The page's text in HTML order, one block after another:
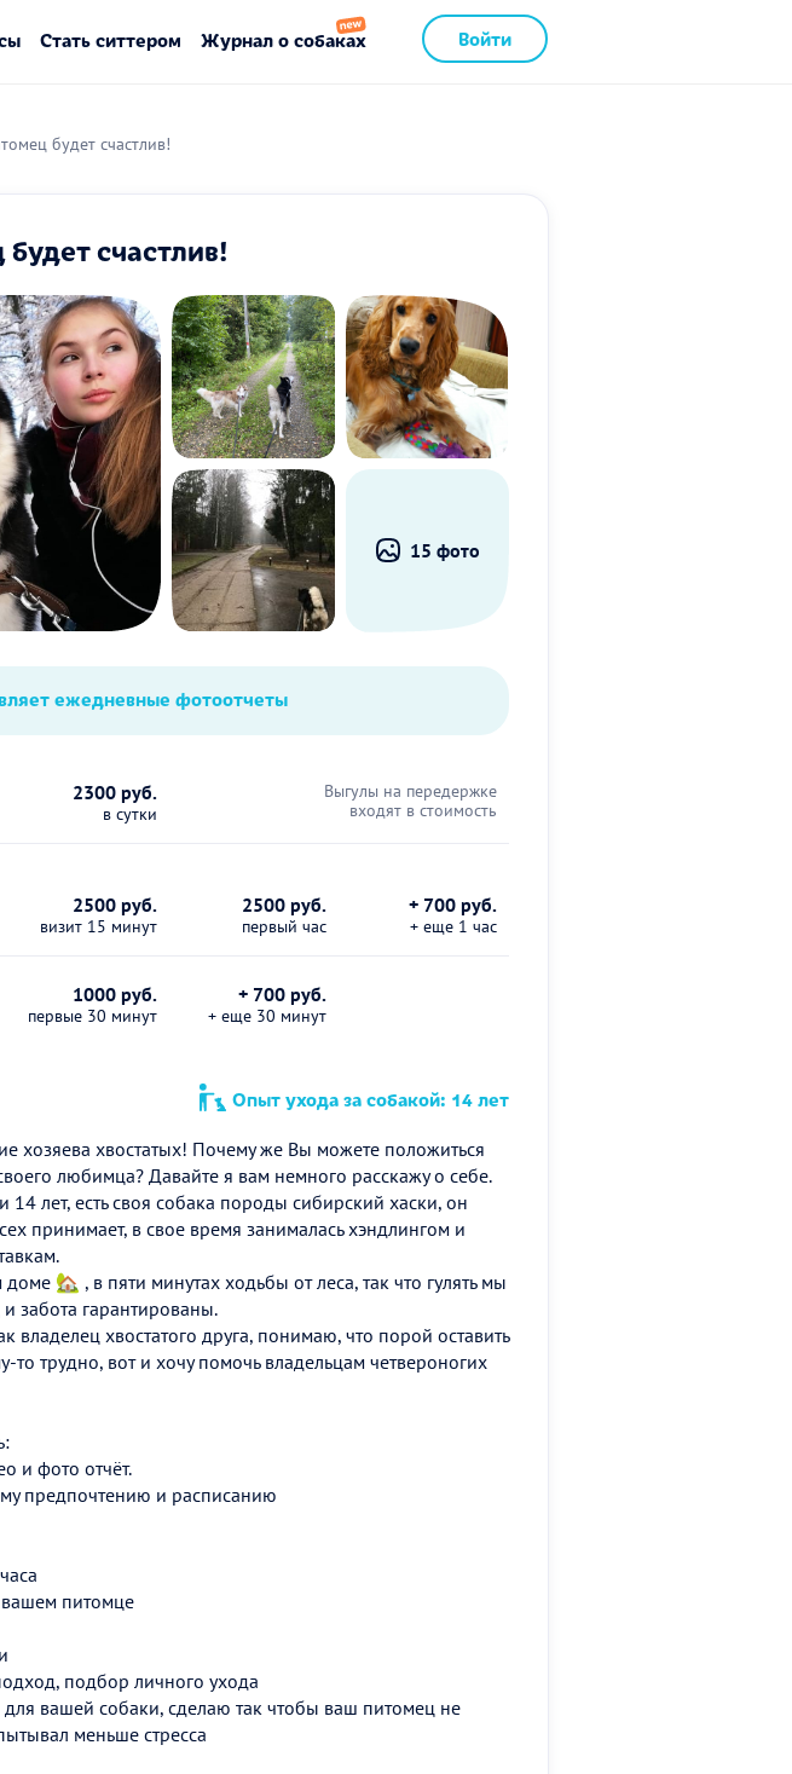
Войти
Стать ситтером Журнал о собаках
будет счастлив!
счастлив!
15 фото
ежедневные фотоотчеты
2300 руб.
в сутки
Выгулы на передержке
входят в стоимость
2500 руб.
визит 15 минут
2500 руб.
первый час
+ 700 руб.
+ еще 1 час
1000 руб.
первые 30 минут
+ 700 руб.
+ еще 30 минут
Опыт ухода за собакой: 14 лет
хозяева хвостатых! Почему же Вы можете положиться
любимца? Давайте я вам немного расскажу о себе.
лет, есть своя собака породы сибирский хаски, он
принимает, в свое время занималась хэндлингом и
🏡 , в пяти минутах ходьбы от леса, так что гулять мы
забота гарантированы.
владелец хвостатого друга, понимаю, что порой оставить
то трудно, вот и хочу помочь владельцам четвероногих
и фото отчёт.
предпочтению и расписанию
питомце
подбор личного ухода
для вашей собаки, сделаю так чтобы ваш питомец не
меньше стресса